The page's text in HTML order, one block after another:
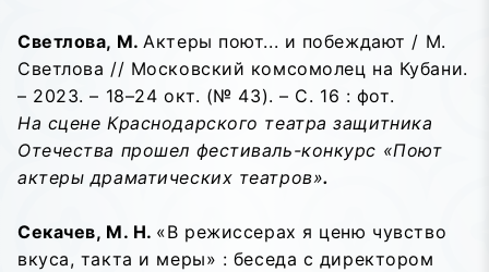
Светлова, М.Актеры поют... и побеждают / М.
Светлова // Московский комсомолец на Кубани.
– 2023. – 18–24 окт. (№ 43). – С. 16 : фот.
На сцене Краснодарского театра защитника
Отечества прошел фестиваль-конкурс «Поют
актеры драматических театров».
Секачев, М. Н. «В режиссерах я ценю чувство
вкуса, такта и меры» : беседа с директором